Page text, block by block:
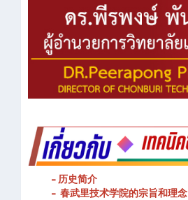
- 历史简介
- 春武里技术学院的宗旨和理念